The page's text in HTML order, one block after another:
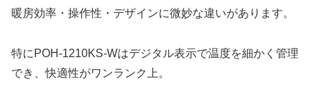
暖房効率・操作性・デザインに微妙な違いがあります。
特にPOH-1210KS-Wはデジタル表示で温度を細かく管理
でき、快適性がワンランク上。